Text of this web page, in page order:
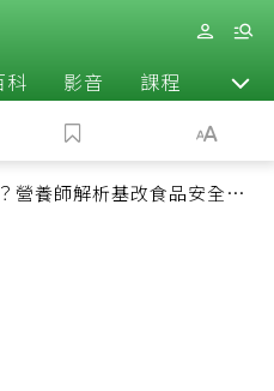
科 影音 課程 退休
營養師解析基改食品安全性